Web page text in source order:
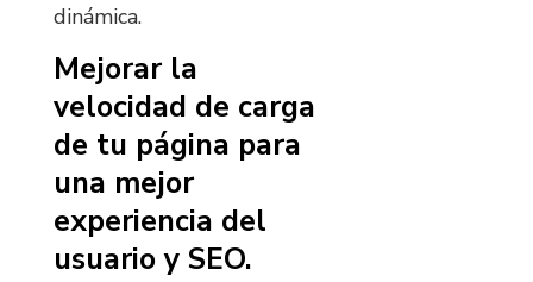
dinámica.
Mejorar la
velocidad de carga
de tu página para
una mejor
experiencia del
usuario y SEO.